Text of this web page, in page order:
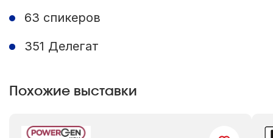
63 спикеров
351 Делегат
Похожие выставки